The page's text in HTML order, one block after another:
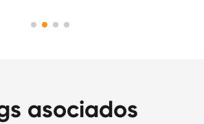
asociados